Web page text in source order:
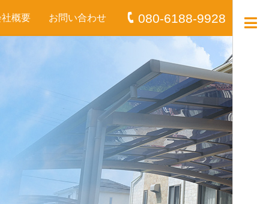
080-6188-9928
社概要 お問い合わせ